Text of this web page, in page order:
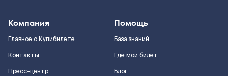
Компания
Главное о Купибилете
Контакты
Пресс-центр
Помощь
База знаний
Где мой билет
Блог